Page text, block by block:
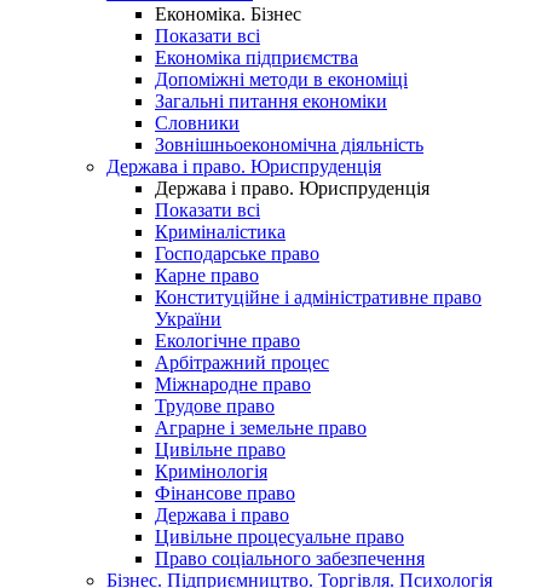
Економіка. Бізнес
Показати всі
Економіка підприємства
Допоміжні методи в економіці
Загальні питання економіки
Словники
Зовнішньоекономічна діяльність
Держава і право. Юриспруденція
Держава і право. Юриспруденція
Показати всі
Криміналістика
Господарське право
Карне право
Конституційне і адміністративне право
України
Екологічне право
Арбітражний процес
Міжнародне право
Трудове право
Аграрне і земельне право
Цивільне право
Кримінологія
Фінансове право
Держава і право
Цивільне процесуальне право
Право соціального забезпечення
Бізнес. Підприємництво. Торгівля. Психологія